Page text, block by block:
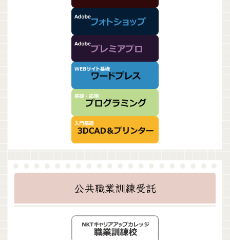
公共職業訓練受託